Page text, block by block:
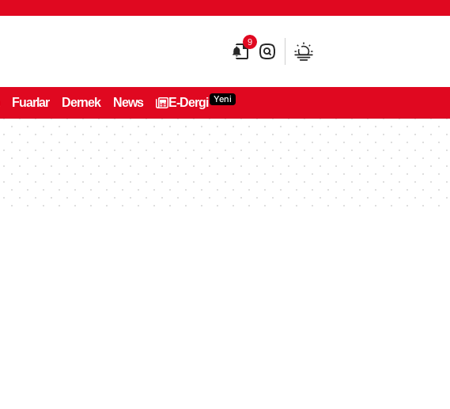
9
Fuarlar Dernek News E-Dergi Yeni